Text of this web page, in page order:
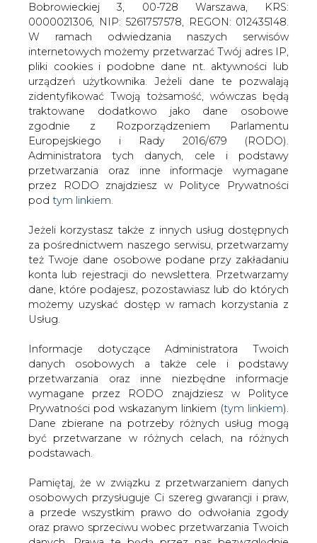
Jeżeli korzystasz także z innych usług dostępnych
za pośrednictwem naszego serwisu, przetwarzamy
też Twoje dane osobowe podane przy zakładaniu
konta lub rejestracji do newslettera. Przetwarzamy
dane, które podajesz, pozostawiasz lub do których
możemy uzyskać dostęp w ramach korzystania z
Usług.
Informacje dotyczące Administratora Twoich
danych osobowych a także cele i podstawy
przetwarzania oraz inne niezbędne informacje
wymagane przez RODO znajdziesz w Polityce
Prywatności pod wskazanym linkiem (
tym linkiem
Dane zbierane na potrzeby różnych usług mogą
być przetwarzane w różnych celach, na różnych
podstawach.
Pamiętaj, że w związku z przetwarzaniem danych
osobowych przysługuje Ci szereg gwarancji i praw,
a przede wszystkim prawo do odwołania zgody
oraz prawo sprzeciwu wobec przetwarzania Twoich
danych. Prawa te będą przez nas bezwzględnie
przestrzegane. Prawo do wniesienia sprzeciwu
wobec przetwarzania danych z przyczyn
związanych z Twoją szczególną sytuacją, po
skutecznym wniesieniu prawa do sprzeciwu Twoje
dane nie będą przetwarzane o ile nie będzie istnieć
ważna prawnie uzasadniona podstawa do
przetwarzania, nadrzędna wobec Twoich interesów,
praw i wolności lub podstawa do ustalenia,
dochodzenia lub obrony roszczeń. Twoje dane nie
będą przetwarzane w celu marketingu własnego
po zgłoszeniu sprzeciwu. Jeżeli więc nie zgadzasz
się z naszą oceną niezbędności przetwarzania
Twoich danych lub masz inne zastrzeżenia w tym
zakresie, koniecznie zgłoś sprzeciw lub prześlij nam
Premier Kazimierz Marcinkiewicz i
Andrzej Mikosz, minister skarbu,
zapowiadają, że w ciągu czterech lat
rząd dokończy prywatyzację, a w rękach
państwa pozostanie maksymalnie 100
spółek.
— Ponad 2000 podmiotów gospodarczych będzie
wystawionych na sprzedaż. W ciągu 4 lat chciałbym
doprowadzić do tego, aby w rękach państwa pozostało
Marcinkiewicz podczas debaty zorganizowanej przez
„Rzeczpospolitą” i „Financial Times”.
— Jeśli ten rząd będzie istniał cztery lata i ja wytrzymam
tak długo, chciałbym, żeby można było zlikwidować to
ministerstwo w momencie, gdy rząd będzie odchodził —
zapewnił Andrzej Mikosz.
Minister dodał, że resort skarbu podjął już pierwsze
działania w celu sprzedaży pozostających jeszcze w
rękach państwa resztówek sprywatyzowanych firm.
#Energetyka #kraj
Artykuł powstał bez wsparcia narzędzi sztucznej inteligencji.
Wydawca portalu CIRE zgadza się na włączenie publikacji do
KOMENTARZE